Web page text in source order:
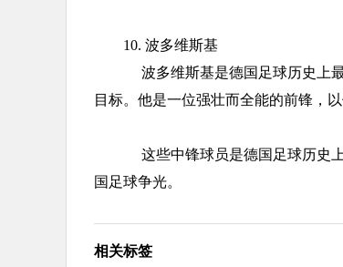
10. 波多维斯基
波多维斯基是德国足球历史上最
目标。他是一位强壮而全能的前锋，
这些中锋球员是德国足球历史上
国足球争光。
相关标签